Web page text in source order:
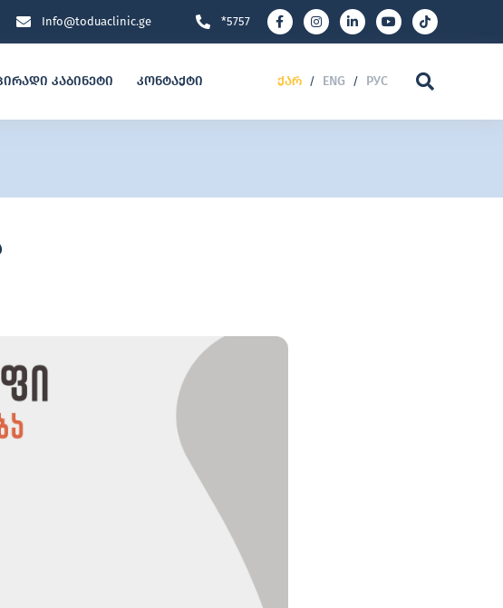
Info@toduaclinic.ge *5757
კაბინეტი კონტაქტი ქარ / ENG / РУС